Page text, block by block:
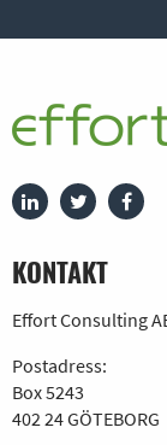
KONTAKT
Effort Consulting
Postadress:
Box 5243
402 24 GÖTEBORG